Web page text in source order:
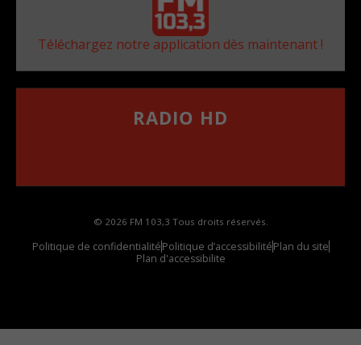
Téléchargez notre application dès maintenant !
RADIO HD
© 2026 FM 103,3 Tous droits réservés.
Politique de confidentialitéPolitique d’accessibilitéPlan du site
Plan d'accessibilite